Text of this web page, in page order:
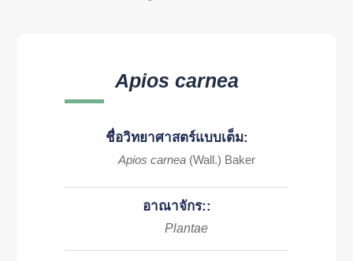
Apios carnea
ชื่อวิทยาศาสตร์แบบเต็ม:
Apios carnea (Wall.) Baker
อาณาจักร::
Plantae